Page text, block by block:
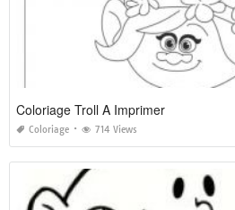
Coloriage Troll A Imprimer
Coloriage 714 Views